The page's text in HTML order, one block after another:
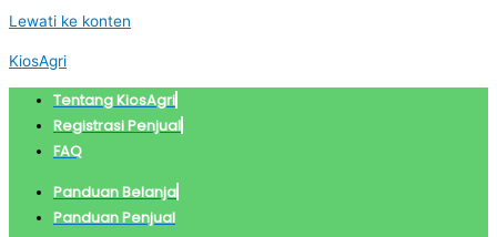
Lewati ke konten
KiosAgri
Tentang KiosAgri
Registrasi Penjual
FAQ
Panduan Belanja
Panduan Penjual